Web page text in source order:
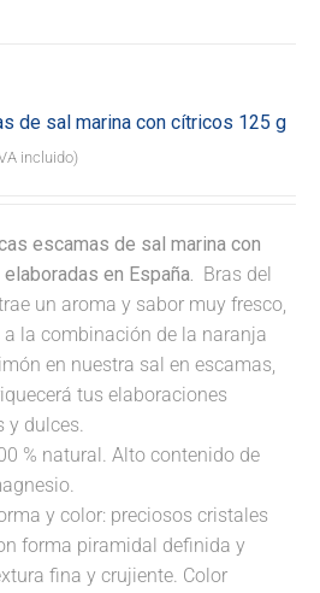
de sal marina con cítricos 125 g
incluido)
escamas de sal marina con
en España. Bras del
un aroma y sabor muy fresco,
a la combinación de la naranja
en nuestra sal en escamas,
tus elaboraciones
y dulces.
% natural. Alto contenido de
y color: preciosos cristales
forma piramidal definida y
fina y crujiente. Color